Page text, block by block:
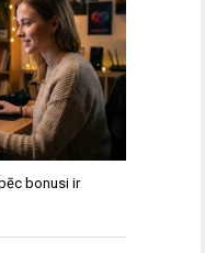
bonusi ir